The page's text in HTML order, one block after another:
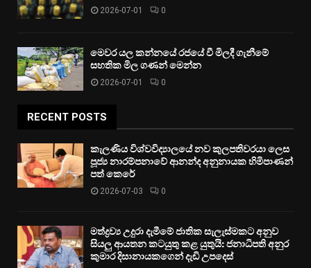
2026-07-01 0
මෙවර යල කන්නයේ රජයේ වී මිලදී ගැනීමේ
සහතික මිල ගණන් මෙන්න
2026-07-01 0
RECENT POSTS
කැලණිය විශ්වවිද්‍යාලයේ නව කුලපතිවරයා ලෙස
පූජ්‍ය නාරම්පනාවේ ආනන්ද අනුනායක හිමිපාණන්
පත් කෙරේ
2026-07-03 0
මත්ද්‍රව්‍ය උදුරා දැමීමේ ජාතික සැලැස්මකට අනුව
සියලු ආයතන කටයුතු කළ යුතුයි: ජනාධිපති අනුර
කුමාර දිසානායකගෙන් දැඩි උපදෙස්